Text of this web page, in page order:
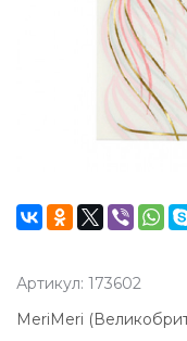
Артикул: 173602
MeriMeri